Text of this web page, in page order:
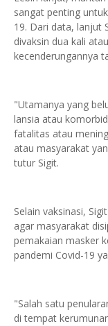
sangat penting
19. Dari data, lanjut
divaksin dua kali
kecenderungannya
"Utamanya yang
lansia atau
fatalitas atau
atau masyarakat
tutur Sigit.
Selain vaksinasi,
agar masyarakat
pemakaian masker
pandemi Covid-19
"Salah satu
di tempat